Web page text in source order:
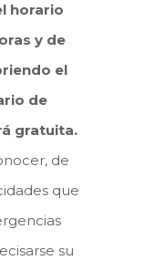
horario
y de
el
de
gratuita.
de
que
su